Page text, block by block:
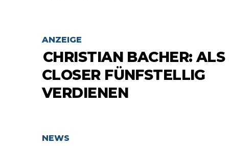
ANZEIGE
CHRISTIAN BACHER: ALS
CLOSER FÜNFSTELLIG
VERDIENEN
NEWS